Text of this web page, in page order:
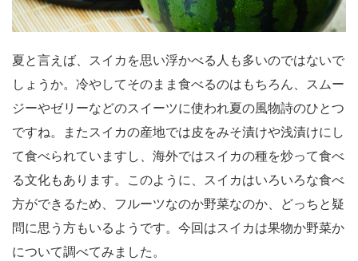
夏と言えば、スイカを思い浮かべる人も多いのではないで
しょうか。冷やしてそのまま食べるのはもちろん、スムー
ジーやゼリーなどのスイーツに使われ夏の風物詩のひとつ
ですね。またスイカの産地では皮をみそ漬けや浅漬けにし
て食べられていますし、海外ではスイカの種を炒って食べ
る文化もあります。このように、スイカはいろいろな食べ
方ができるため、フルーツなのか野菜なのか、どっちと疑
問に思う方もいるようです。今回はスイカは果物か野菜か
について調べてみました。